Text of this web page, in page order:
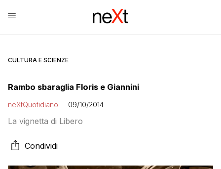
CULTURA E SCIENZE
Rambo sbaraglia Floris e Giannini
neXtQuotidiano 09/10/2014
La vignetta di Libero
Condividi